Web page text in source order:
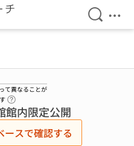
検索を
メ
て異なることが
館内限定公開
ースで確認する